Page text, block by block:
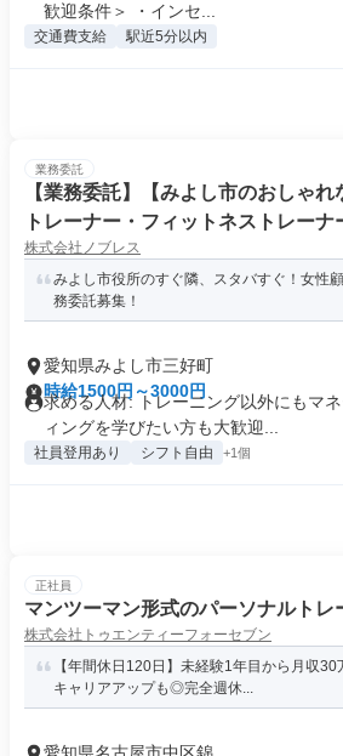
歓迎条件＞ ・インセ...
交通費支給 駅近5分以内
業務委託
【業務委託】【みよし市のおしゃ
トレーナー・フィットネストレーナ
株式会社ノブレス
みよし市役所のすぐ隣、スタバすぐ！女性
務委託募集！
愛知県みよし市三好町
時給1500円～3000円
求める人材: トレーニング以外にもマ
ィングを学びたい方も大歓迎...
社員登用あり シフト自由 +1個
正社員
マンツーマン形式のパーソナルトレ
株式会社トゥエンティーフォーセブン
【年間休日120日】未経験1年目から月収
キャリアアップも◎完全週休...